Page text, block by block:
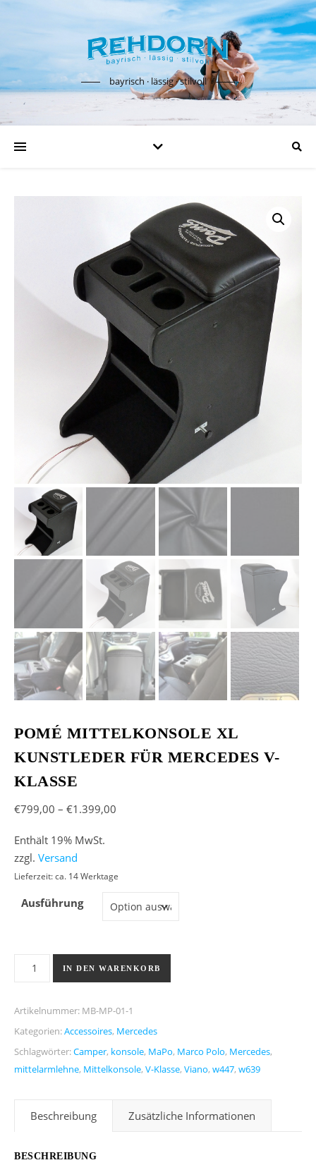
bayrisch · lässig · stilvoll
POMÉ MITTELKONSOLE XL
KUNSTLEDER FÜR MERCEDES V-
KLASSE
€799,00 – €1.399,00
Enthält 19% MwSt.
zzgl. Versand
Lieferzeit: ca. 14 Werktage
Ausführung
Pomé Mittelkonsole XL Kunstleder für Mercedes V-Klasse
IN DEN WARENKORB
Artikelnummer: MB-MP-01-1
Kategorien:Accessoires, Mercedes
Schlagwörter:Camper, konsole, MaPo, Marco Polo, Mercedes,
mittelarmlehne, Mittelkonsole, V-Klasse, Viano, w447, w639
Beschreibung Zusätzliche Informationen
BESCHREIBUNG